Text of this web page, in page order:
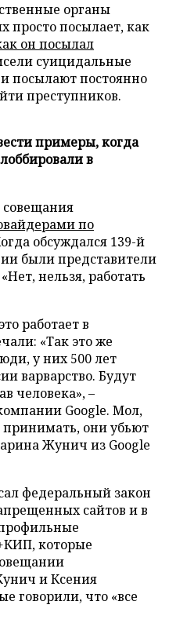
органы
просто посылает, как
он посылал
суицидальные
посылают постоянно
преступников.
примеры, когда
в
совещания
по
обсуждался 139-й
были представители
нельзя, работать
работает в
«Так это же
у них 500 лет
варварство. Будут
человека», –
Google. Мол,
принимать, они убьют
Жунич из Google
федеральный закон
сайтов и в
которые
и Ксения
говорили, что «все